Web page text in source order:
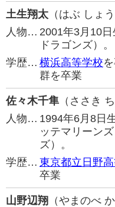
土生翔太 （はぶ しょう
人物… 2001年3月10
ドラゴンズ）。
学歴… 横浜高等学校
群を卒業
佐々木千隼 （ささき
人物… 1994年6月8日
ッテマリーン
ズ）。
学歴… 東京都立日野
卒業
山野辺翔 （やまのべ